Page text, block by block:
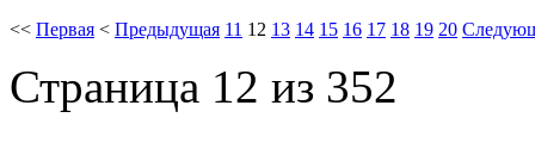
<< Первая < Предыдущая 11 12 13 14 15 16 17 18 19 20
Страница 12 из 352